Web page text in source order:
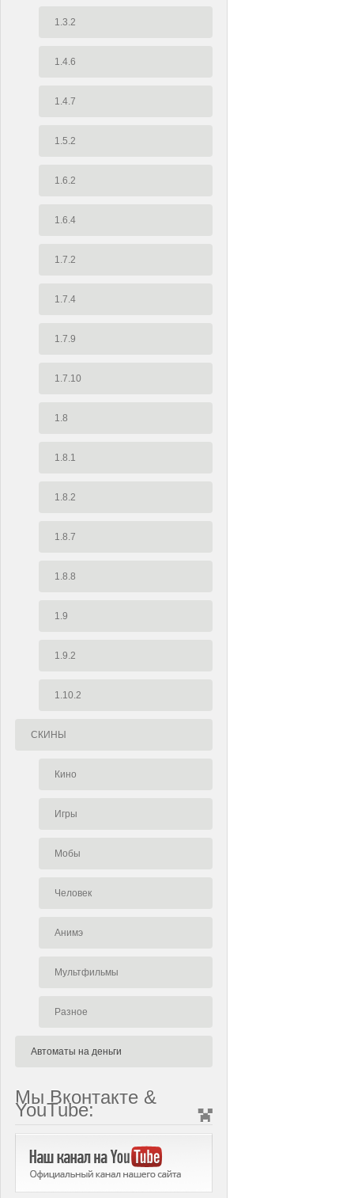
1.3.2
1.4.6
1.4.7
1.5.2
1.6.2
1.6.4
1.7.2
1.7.4
1.7.9
1.7.10
1.8
1.8.1
1.8.2
1.8.7
1.8.8
1.9
1.9.2
1.10.2
СКИНЫ
Кино
Игры
Мобы
Человек
Анимэ
Мультфильмы
Разное
Автоматы на деньги
Мы Вконтакте &
YouTube: